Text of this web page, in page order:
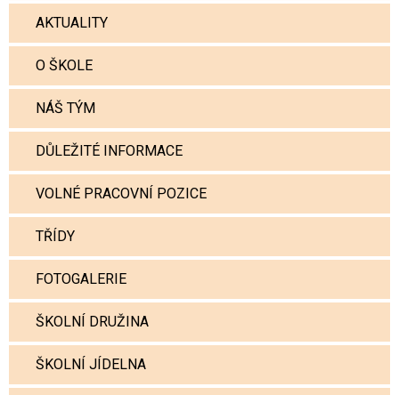
AKTUALITY
O ŠKOLE
NÁŠ TÝM
DŮLEŽITÉ INFORMACE
VOLNÉ PRACOVNÍ POZICE
TŘÍDY
FOTOGALERIE
ŠKOLNÍ DRUŽINA
ŠKOLNÍ JÍDELNA